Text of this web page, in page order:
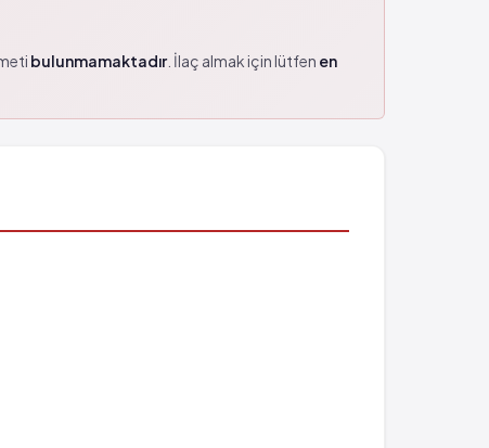
bulunmamaktadır. İlaç almak için lütfen en